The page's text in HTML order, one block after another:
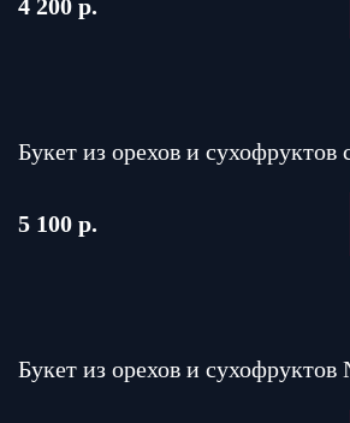
4 200 р.
Букет из орехов и сухофруктов
5 100 р.
Букет из орехов и